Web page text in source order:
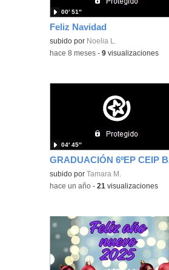
Feliz Navidad
Contenido educativo.
subido por Noelia L.
00′ 51″
-hace 8 meses -9 visualizaciones
Contenido educativo.
subido por Tamara M.
04′ 45″
-hace un año -21 visualizaciones